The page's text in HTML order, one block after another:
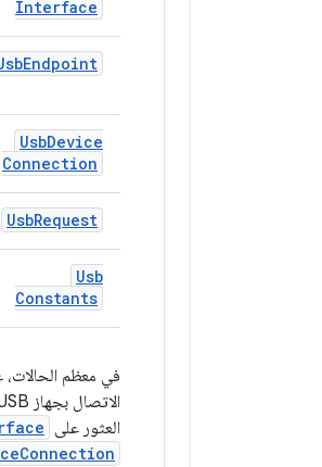
Interface
Endpoint
UsbDevice
Connection
UsbRequest
Usb
Constants
في معظم
الاتصال بجهاز USB. بشكل عام، تحصل على
العثور على